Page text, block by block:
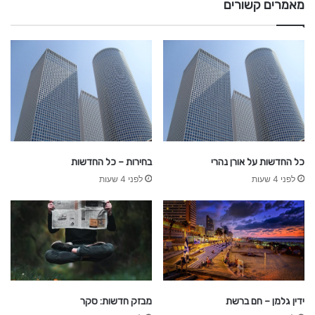
ח
ד
ש
מאמרים קשורים
כל החדשות על אורן נהרי
לפני 4 שעות
בחירות – כל החדשות
לפני 4 שעות
ידין גלמן – חם ברשת מבזק חדשות: סקר